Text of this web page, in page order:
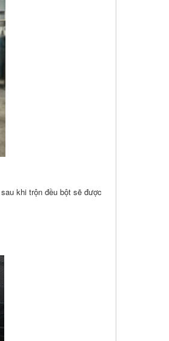
khi trộn đều bột sẽ được